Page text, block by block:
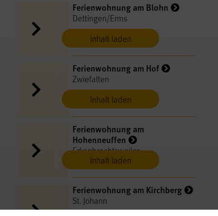
Inhalt laden
Ferienwohnung am Blohn
Dettingen/Erms
Inhalt laden
Ferienwohnung am Hof
Zwiefalten
Inhalt laden
Ferienwohnung am
Hohenneuffen
Erkenbrechtsweiler
Ferienwohnung am Kirchberg
St. Johann